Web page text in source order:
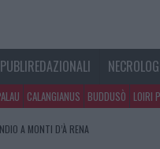
PUBLIREDAZIONALI
CALANGIANUS BUDDUSÒ LOIRI
A MONTI D’À RENA